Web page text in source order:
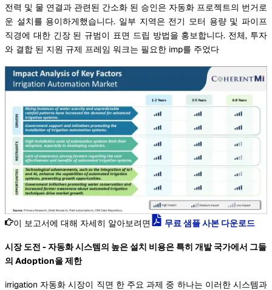
전력 및 물 연결과 관련된 간소화 된 승인은 자동화 프로젝트의 번거로
운 설치를 용이하게했습니다. 일부 지역은 전기 모터 용량 및 파이프
직경에 대한 긴장 된 규범이 표면 드립 방법을 홍보합니다. 전체, 투자
와 결합 된 지원 규제 프레임 워크는 필요한 imp를 주었다
이 보고서에 대해 자세히 알아보려면 무료 샘플 사본 다운로드
시장 도전 - 자동화 시스템의 높은 설치 비용은 특히 개발 국가에서 그들
의 Adoption을 제한
irrigation 자동화 시장이 직면 한 주요 과제 중 하나는 이러한 시스템과